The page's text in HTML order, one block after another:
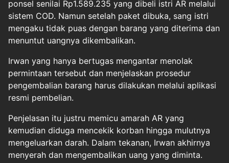
ponsel senilai Rp1.589.235 yang dibeli istri AR melalui
sistem COD. Namun setelah paket dibuka, sang istri
mengaku tidak puas dengan barang yang diterima dan
menuntut uangnya dikembalikan.
Irwan yang hanya bertugas mengantar menolak
permintaan tersebut dan menjelaskan prosedur
pengembalian barang harus dilakukan melalui aplikasi
resmi pembelian.
Penjelasan itu justru memicu amarah AR yang
kemudian diduga mencekik korban hingga mulutnya
mengeluarkan darah. Dalam tekanan, Irwan akhirnya
menyerah dan mengembalikan uang yang diminta.